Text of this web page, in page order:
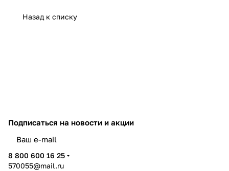
Назад к списку
Подписаться на новости и акции
8 800 600 16 25
570055@mail.ru